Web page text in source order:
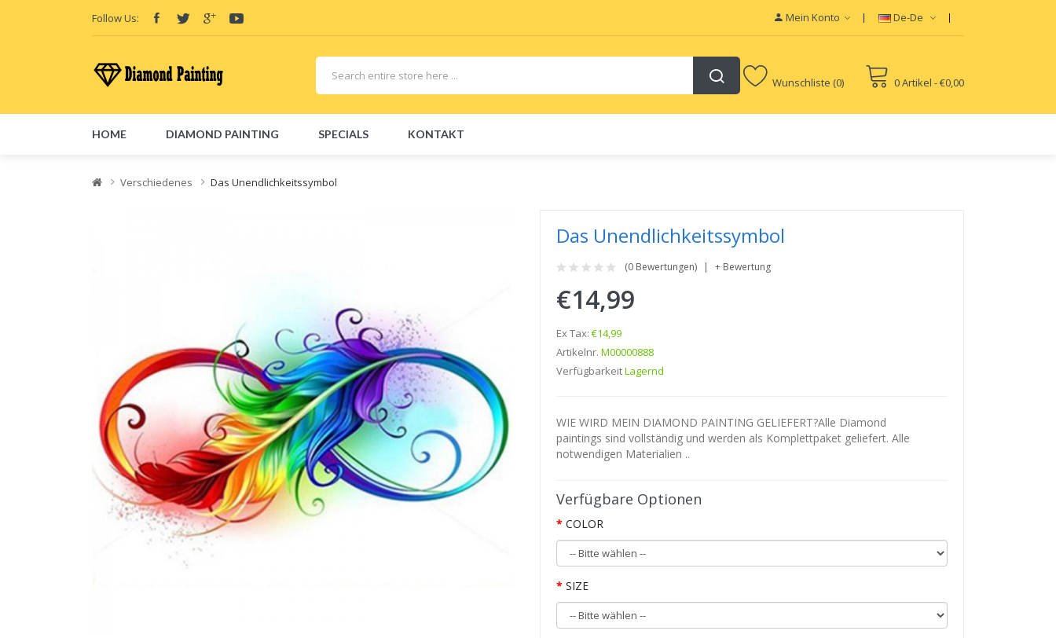
Follow Us: Mein Konto De-De
Wunschliste (0) 0 Artikel - €0,00
HOME DIAMOND PAINTING SPECIALS KONTAKT
Verschiedenes Das Unendlichkeitssymbol
Das Unendlichkeitssymbol
(0 Bewertungen) + Bewertung
€14,99
Ex Tax: €14,99
Artikelnr. M00000888
VerfügbarkeitLagernd
WIE WIRD MEIN DIAMOND PAINTING GELIEFERT?Alle Diamond
paintings sind vollständig und werden als Komplettpaket geliefert. Alle
notwendigen Materialien ..
Verfügbare Optionen
COLOR
SIZE